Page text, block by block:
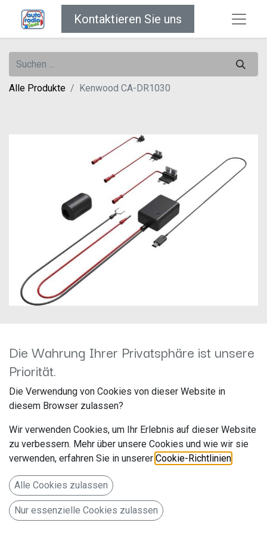
Kontaktieren Sie uns
Alle Produkte Kenwood CA-DR1030
Kenwood CA-DR1030
Hersteller: JVCKenwood
Artikelnummer: CA-DR1030
Konrad-Adenauer-Allee 1-11
Bad Vilbel 61118
Deutschland www.de.jvckenwood.com
Kenwood Dash Cam Anschlusskabel für Festeinbau und
erweiterten Parkmodus
Die Wahrung Ihrer Privatsphäre ist unsere
Priorität.
Die Verwendung von Cookies von dieser Website in
diesem Browser zulassen?
Wir verwenden Cookies, um Ihr Erlebnis auf dieser Website
zu verbessern. Mehr über unsere Cookies und wie wir sie
verwenden, erfahren Sie in unserer Cookie-Richtlinien
Alle Cookies zulassen
Nur essenzielle Cookies zulassen